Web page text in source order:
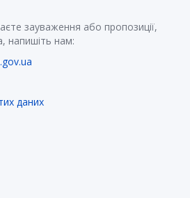
зауваження або пропозиції,
напишіть нам:
даних